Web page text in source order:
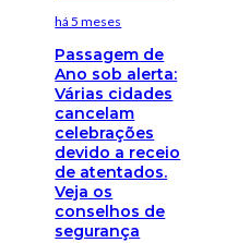
há 5 meses
Passagem de
Ano sob alerta:
Várias cidades
cancelam
celebrações
devido a receio
de atentados.
Veja os
conselhos de
segurança